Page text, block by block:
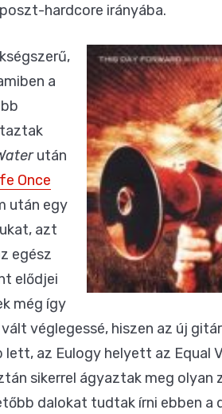
hardcore irányába.
a
után
Once
után egy
azt
egész
elődjei
még így
véglegessé, hiszen az új
lett, az Eulogy helyett az Equal
sikerrel ágyaztak meg olyan
dalokat tudtak írni ebben a